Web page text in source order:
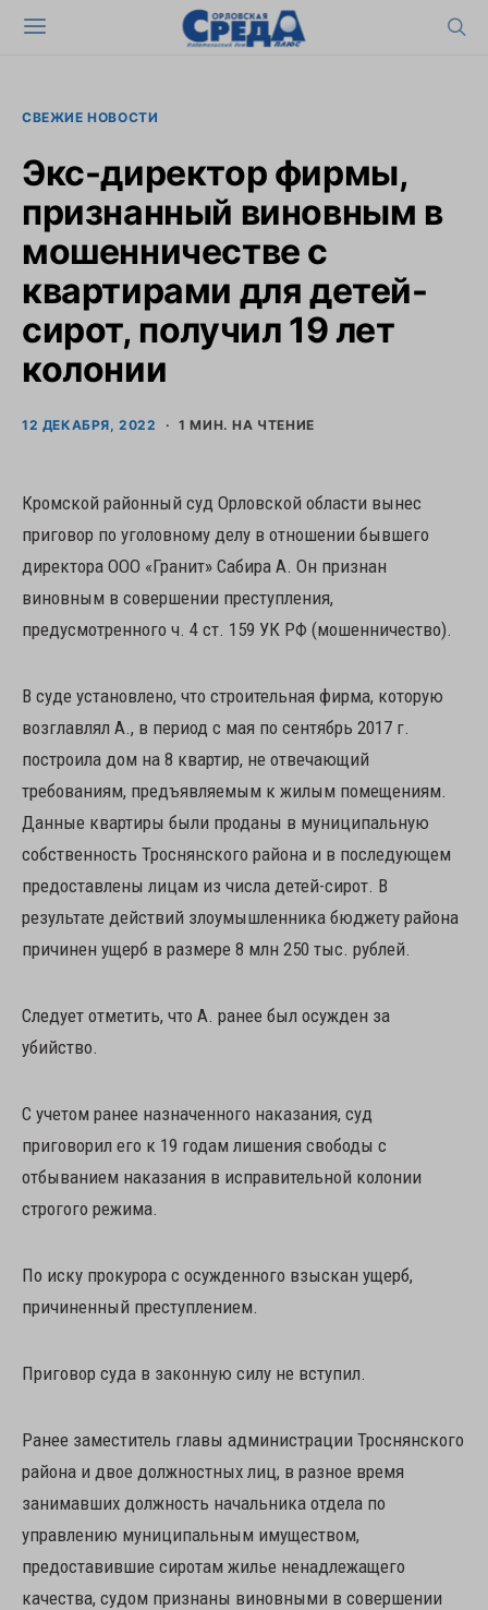
СВЕЖИЕ НОВОСТИ
Экс-директор фирмы,
признанный виновным в
мошенничестве с
квартирами для детей-
сирот, получил 19 лет
колонии
12 ДЕКАБРЯ, 2022 1 МИН. НА ЧТЕНИЕ
Кромской районный суд Орловской области вынес
приговор по уголовному делу в отношении бывшего
директора ООО «Гранит» Сабира А. Он признан
виновным в совершении преступления,
предусмотренного ч. 4 ст. 159 УК РФ (мошенничество).
В суде установлено, что строительная фирма, которую
возглавлял А., в период с мая по сентябрь 2017 г.
построила дом на 8 квартир, не отвечающий
требованиям, предъявляемым к жилым помещениям.
Данные квартиры были проданы в муниципальную
собственность Троснянского района и в последующем
предоставлены лицам из числа детей-сирот. В
результате действий злоумышленника бюджету района
причинен ущерб в размере 8 млн 250 тыс. рублей.
Следует отметить, что А. ранее был осужден за
убийство.
С учетом ранее назначенного наказания, суд
приговорил его к 19 годам лишения свободы с
отбыванием наказания в исправительной колонии
строгого режима.
По иску прокурора с осужденного взыскан ущерб,
причиненный преступлением.
Приговор суда в законную силу не вступил.
Ранее заместитель главы администрации Троснянского
района и двое должностных лиц, в разное время
занимавших должность начальника отдела по
управлению муниципальным имуществом,
предоставившие сиротам жилье ненадлежащего
качества, судом признаны виновными в совершении